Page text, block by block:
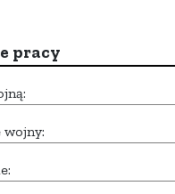
pracy
wojny: